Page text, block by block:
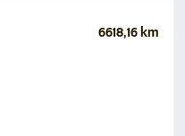
6618,16 km